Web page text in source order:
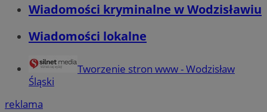
Wiadomości kryminalne w Wodzisławiu
Wiadomości lokalne
Tworzenie stron www - Wodzisław
Śląski
reklama